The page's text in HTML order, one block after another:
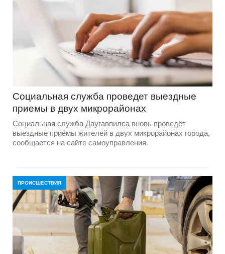
Социальная служба проведет выездные
приемы в двух микрорайонах
Социальная служба Даугавпилса вновь проведёт
выездные приёмы жителей в двух микрорайонах города,
сообщается на сайте самоуправления.
ПРОИСШЕСТВИЯ